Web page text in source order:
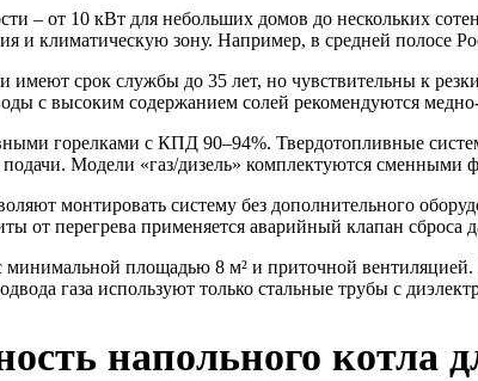
– от 10 кВт для небольших домов до нескольких
и климатическую зону. Например, в средней полосе
имеют срок службы до 35 лет, но чувствительны к
с высоким содержанием солей рекомендуются
горелками с КПД 90–94%. Твердотопливные
Модели «газ/дизель» комплектуются
монтировать систему без дополнительного
от перегрева применяется аварийный клапан сброса
площадью 8 м² и приточной
газа используют только стальные трубы с
напольного котла